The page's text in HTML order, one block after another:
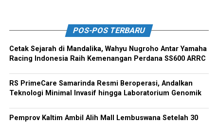
POS-POS TERBARU
Cetak Sejarah di Mandalika, Wahyu Nugroho Antar Yamaha
Racing Indonesia Raih Kemenangan Perdana SS600 ARRC
RS PrimeCare Samarinda Resmi Beroperasi, Andalkan
Teknologi Minimal Invasif hingga Laboratorium Genomik
Pemprov Kaltim Ambil Alih Mall Lembuswana Setelah 30